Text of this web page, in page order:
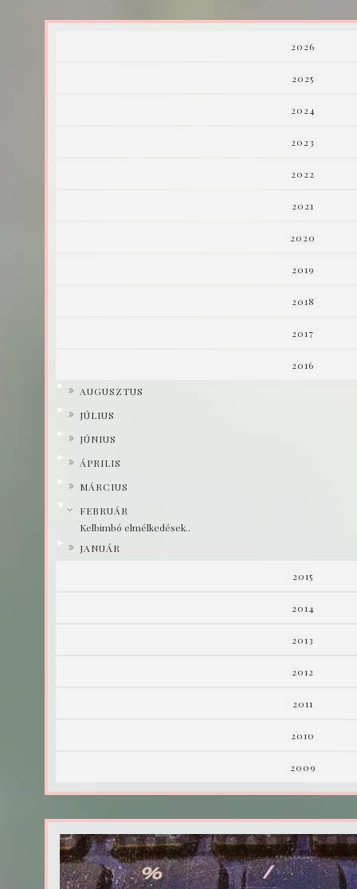
2026
2025
2024
2023
2022
2021
2020
2019
2018
2017
2016
► AUGUSZTUS
► JÚLIUS
► JÚNIUS
► ÁPRILIS
► MÁRCIUS
▼
FEBRUÁR
Kelbimbó elmélkedések..
► JANUÁR
2015
2014
2013
2012
2011
2010
2009